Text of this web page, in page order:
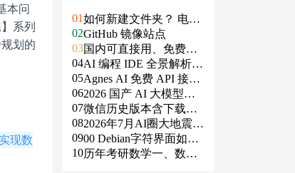
本问
系列
划的
现数
01如何新建文件夹？ 电脑
新建文件夹的4种方法
02GitHub 镜像站点
03国内可直接用、免费额
度/永久免费的大模型AP
I清单（含 SiliconFlow、
火山、阿里、智谱、百
度、Kimi、DeepSeek、
DMXAPI 等）
04AI 编程 IDE 全景解析 2
026：Agent 全面接管开
发链路
05Agnes AI 免费 API 接入
指南：文本、生图、生
视频，一套接口全免费
062026 国产 AI 大模型横
评：DeepSeek、通义千
问、Kimi、文心一言、
星火、豆包谁更能打？
07微信历史版本含下载地
址（ Windows PC | 安卓
| MAC ）及设置微信不
更新
082026年7月AI圈大地震：
GPT-5.6被政府限制、Cl
aude入驻Slack、Anthrop
0900 Debian字符界面如何
支持中文
10历年考研数学一、数学